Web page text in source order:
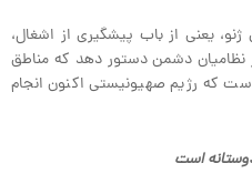
یعنی از باب پیشگیری از اشغال،
نظامیان دشمن دستور دهد که مناطق
که رژیم صهیونیستی اکنون انجام
است